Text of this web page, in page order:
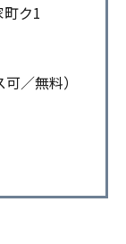
ク1
／無料）